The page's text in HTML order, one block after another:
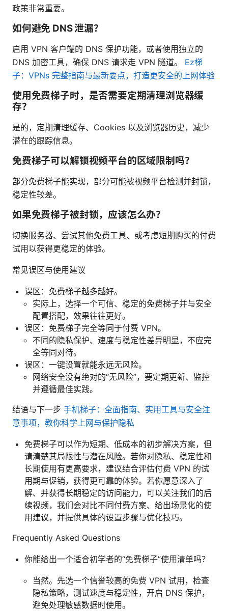
政策非常重要。
如何避免 DNS 泄漏？
启用 VPN 客户端的 DNS 保护功能，或者使用独立的
DNS 加密工具，确保 DNS 请求走 VPN 隧道。 Ez梯
子：VPNs 完整指南与最新要点，打造更安全的上网体验
使用免费梯子时，是否需要定期清理浏览器缓
存？
是的，定期清理缓存、Cookies 以及浏览器历史，减少
潜在的跟踪信息。
免费梯子可以解锁视频平台的区域限制吗？
部分免费梯子能实现，部分可能被视频平台检测并封锁，
稳定性较差。
如果免费梯子被封锁，应该怎么办？
切换服务器、尝试其他免费工具、或考虑短期购买的付费
试用以获得更稳定的体验。
常见误区与使用建议
误区：免费梯子越多越好。
实际上，选择一个可信、稳定的免费梯子并与安全
配置搭配，效果往往更好。
误区：免费梯子完全等同于付费 VPN。
不同的隐私保护、速度与稳定性差异明显，不应完
全等同对待。
误区：一键设置就能永远无风险。
网络安全没有绝对的“无风险”，要定期更新、监控
并遵循最佳实践。
结语与下一步 手机梯子：全面指南、实用工具与安全注
意事项，教你科学上网与保护隐私
免费梯子可以作为短期、低成本的初步解决方案，但
请清楚其局限性与潜在风险。若你对隐私、稳定性和
长期使用有更高要求，建议结合评估付费 VPN 的试
用期与促销，获得更可靠的体验。若你愿意深入了
解、并获得长期稳定的访问能力，可以关注我们的后
续视频，我们会对比不同付费方案、给出场景化的使
用建议，并提供具体的设置步骤与优化技巧。
Frequently Asked Questions
你能给出一个适合初学者的“免费梯子”使用清单吗？
当然。先选一个信誉较高的免费 VPN 试用，检查
隐私策略，测试速度与稳定性，开启 DNS 保护，
避免处理敏感数据时使用。